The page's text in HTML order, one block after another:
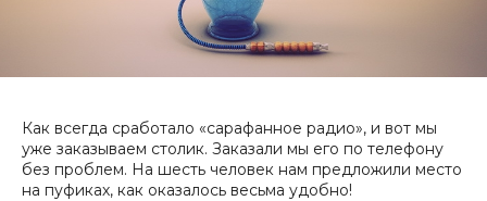
Как всегда сработало «сарафанное радио», и вот мы
уже заказываем столик. Заказали мы его по телефону
без проблем. На шесть человек нам предложили место
на пуфиках, как оказалось весьма удобно!